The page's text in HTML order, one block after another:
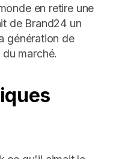
en retire une
de Brand24 un
génération de
marché.